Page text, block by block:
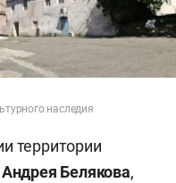
наследия
территории
Андрея Белякова,